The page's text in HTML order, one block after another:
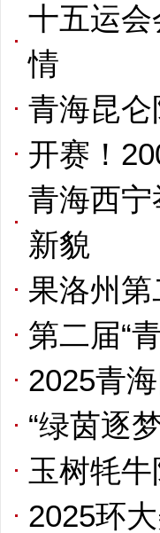
十五运
情
青海昆仑
开赛！
青海西
新貌
果洛州
第二届“
2025青
“绿茵逐
玉树牦牛
2025环